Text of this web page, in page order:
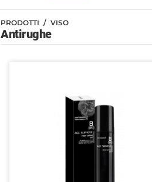
PRODOTTI VISO
Antirughe